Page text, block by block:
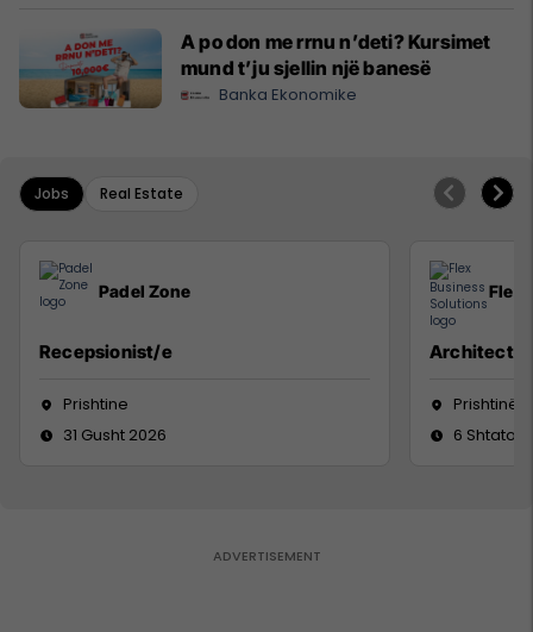
A po don me rrnu n’deti? Kursimet
mund t’ju sjellin një banesë
Banka Ekonomike
Jobs Real Estate
Padel Zone
Recepsionist/e
Prishtine
31 Gusht 2026
Flex
Architect
Prishtinë
6 Shtator